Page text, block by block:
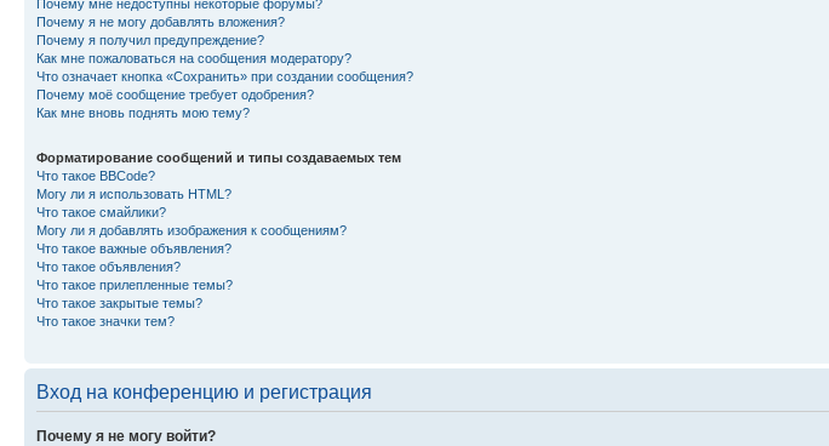
Почему мне недоступны некоторые форумы?
Почему я не могу добавлять вложения?
Почему я получил предупреждение?
Как мне пожаловаться на сообщения модератору?
Что означает кнопка «Сохранить» при создании сообщения?
Почему моё сообщение требует одобрения?
Как мне вновь поднять мою тему?
Форматирование сообщений и типы создаваемых тем
Что такое BBCode?
Могу ли я использовать HTML?
Что такое смайлики?
Могу ли я добавлять изображения к сообщениям?
Что такое важные объявления?
Что такое объявления?
Что такое прилепленные темы?
Что такое закрытые темы?
Что такое значки тем?
Вход на конференцию и регистрация
Почему я не могу войти?